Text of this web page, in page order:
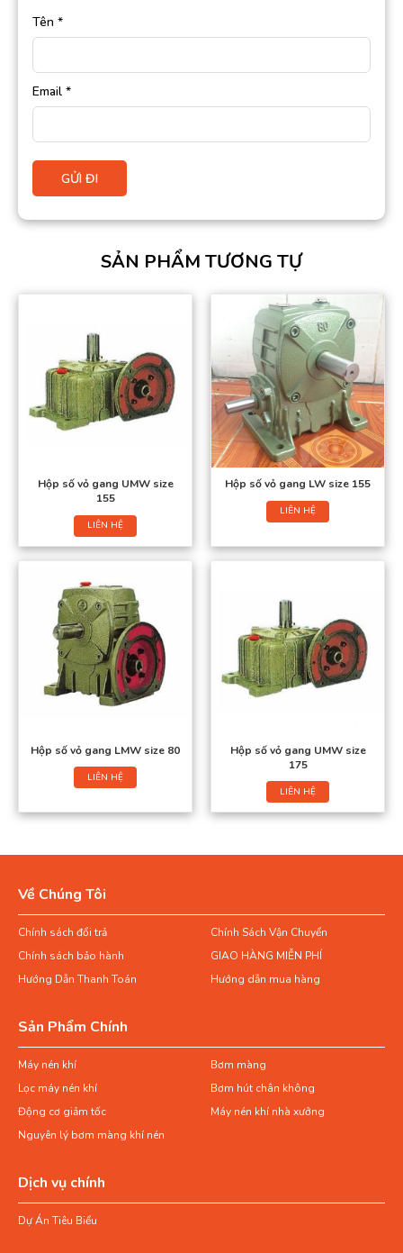
Tên *
Email *
SẢN PHẨM TƯƠNG TỰ
Hộp số vỏ gang UMW size
155
LIÊN HỆ
Hộp số vỏ gang LW size 155
LIÊN HỆ
Hộp số vỏ gang LMW size 80
LIÊN HỆ
Hộp số vỏ gang UMW size
175
LIÊN HỆ
Về Chúng Tôi
Chính sách đổi trả
Chính Sách Vận Chuyển
Chính sách bảo hành
GIAO HÀNG MIỄN PHÍ
Hướng Dẫn Thanh Toán
Hướng dẫn mua hàng
Sản Phẩm Chính
Máy nén khí
Bơm màng
Lọc máy nén khí
Bơm hút chân không
Động cơ giảm tốc
Máy nén khí nhà xưởng
Nguyên lý bơm màng khí nén
Dịch vụ chính
Dự Án Tiêu Biểu